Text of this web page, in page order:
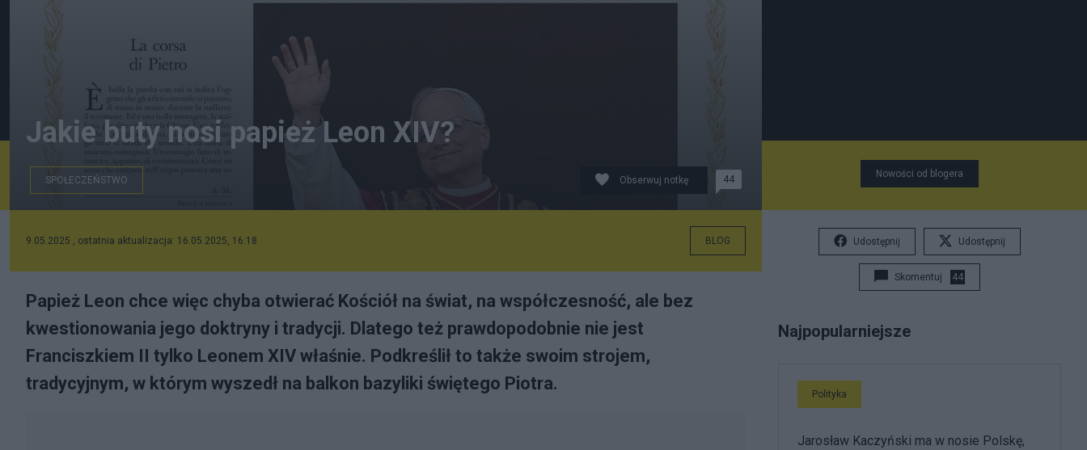
Jakie buty nosi papież Leon XIV?
SPOŁECZEŃSTWO Obserwuj notkę 44
9.05.2025 , ostatnia aktualizacja: 16.05.2025, 16:18 BLOG
Papież Leon chce więc chyba otwierać Kościół na świat, na współczesność, ale bez
kwestionowania jego doktryny i tradycji. Dlatego też prawdopodobnie nie jest
Franciszkiem II tylko Leonem XIV właśnie. Podkreślił to także swoim strojem,
tradycyjnym, w którym wyszedł na balkon bazyliki świętego Piotra.
Nowości od blogera
Udostępnij Udostępnij
Skomentuj 44
Najpopularniejsze
Polityka
Jarosław Kaczyński ma w nosie Polskę,